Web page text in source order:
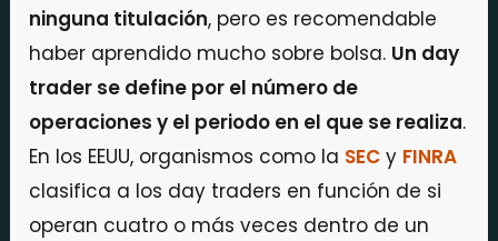
ninguna titulación, pero es recomendable
haber aprendido mucho sobre bolsa. Un day
trader se define por el número de
operaciones y el periodo en el que se realiza.
En los EEUU, organismos como la SEC y FINRA
clasifica a los day traders en función de si
operan cuatro o más veces dentro de un